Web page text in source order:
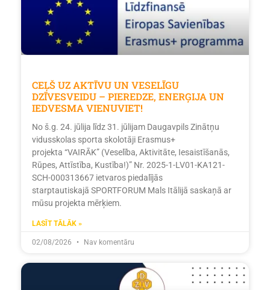
CEĻŠ UZ AKTĪVU UN VESELĪGU
DZĪVESVEIDU – PIEREDZE, ENERĢIJA UN
IEDVESMA VIENUVIET!
No š.g. 24. jūlija līdz 31. jūlijam Daugavpils Zinātņu
vidusskolas sporta skolotāji Erasmus+
projekta “VAIRĀK” (Veselība, Aktivitāte, Iesaistīšanās,
Rūpes, Attīstība, Kustība!)” Nr. 2025-1-LV01-KA121-
SCH-000313667 ietvaros piedalījās
starptautiskajā SPORTFORUM Mals Itālijā saskaņā ar
mūsu projekta mērķiem.
LASĪT TĀLĀK »
02/08/2026 Nav komentāru